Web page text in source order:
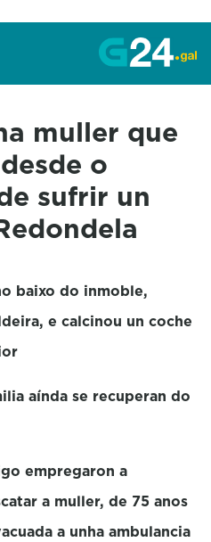
muller que
o
sufrir un
baixo do inmoble,
e calcinou un coche
aínda se recuperan do
empregaron a
a muller, de 75 anos
a unha ambulancia